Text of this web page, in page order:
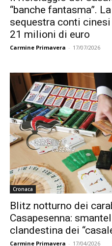
“banche fantasma”.
sequestra conti
21 milioni di euro
Carmine Primavera - 17/07/2026
Cronaca
Blitz notturno dei
Casapesenna:
clandestina dei
Carmine Primavera - 17/04/2026